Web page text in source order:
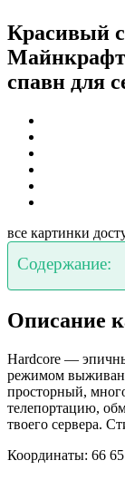
Красивый
спавн для
все картинки
Содержание:
Описание
Hardcore —
режимом
просторный,
телепортацию,
твоего сервера.
Координаты: 66